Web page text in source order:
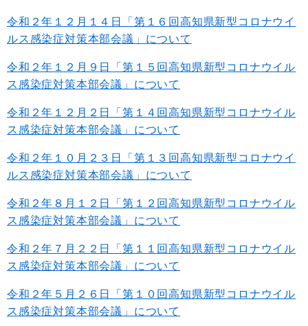
令和２年１２月１４ 日「第１６回高知県新型コロナウイ
ルス感染症対策本部会議」について
令和２年１２月９ 日「第１５回高知県新型コロナウイル
ス感染症対策本部会議」について
令和２年１２月２ 日「第１４回高知県新型コロナウイル
ス感染症対策本部会議」について
令和２年１０月２３ 日「第１３回高知県新型コロナウイ
ルス感染症対策本部会議」について
令和２年８月１２ 日「第１２回高知県新型コロナウイル
ス感染症対策本部会議」について
令和２年７月２２ 日「第１１回高知県新型コロナウイル
ス感染症対策本部会議」について
令和２年５月２６ 日「第１０回高知県新型コロナウイル
ス感染症対策本部会議」について